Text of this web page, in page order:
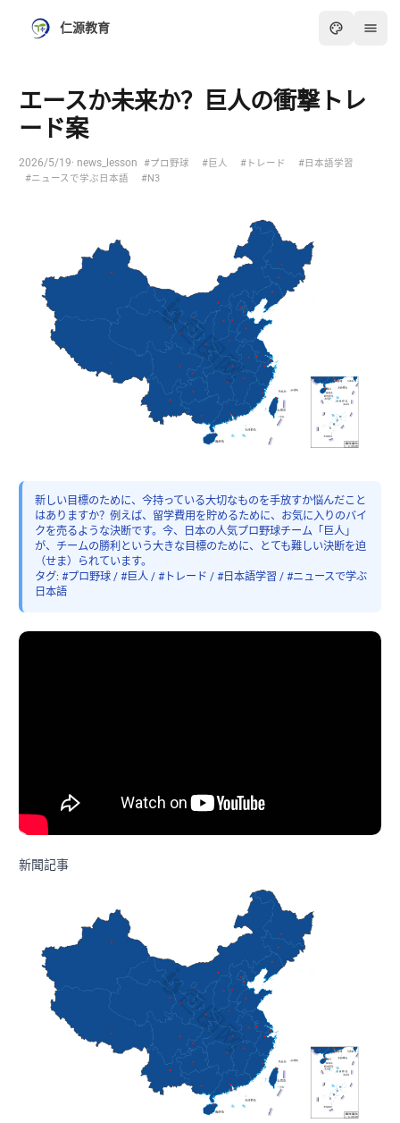
仁源教育
エースか未来か？巨人の衝撃トレ
ード案
2026/5/19· news_lesson #プロ野球 #巨人 #トレード
#日本語学習
#ニュースで学ぶ日本語
#N3
新しい目標のために、今持っている大切なものを手放すか悩んだこと
はありますか？例えば、留学費用を貯めるために、お気に入りのバイ
クを売るような決断です。今、日本の人気プロ野球チーム「巨人」
が、チームの勝利という大きな目標のために、とても難しい決断を迫
（せま）られています。
タグ: #プロ野球 / #巨人 / #トレード / #日本語学習 / #ニュースで学ぶ
日本語
新聞記事